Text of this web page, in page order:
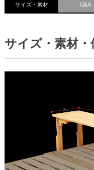
サイズ・素材 Q&A
サイズ・素材・